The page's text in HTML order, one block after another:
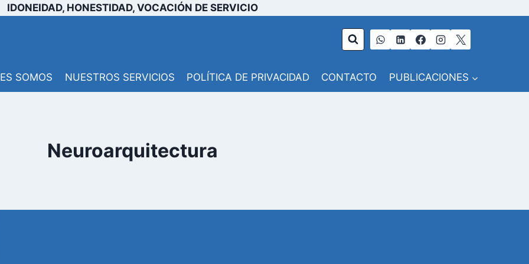
IDONEIDAD, HONESTIDAD, VOCACIÓN DE SERVICIO
SOMOS NUESTROS SERVICIOS POLÍTICA DE PRIVACIDAD CONTACTO PUBLICACIONES
Neuroarquitectura